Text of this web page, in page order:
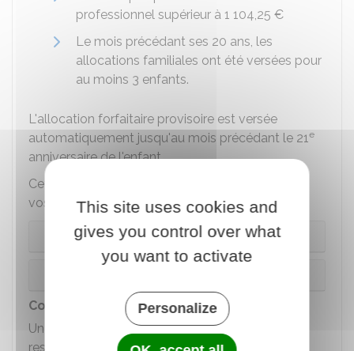
professionnel supérieur à 1 104,25 €
Le mois précédant ses 20 ans, les
allocations familiales ont été versées pour
au moins 3 enfants.
L'allocation forfaitaire provisoire est versée
automatiquement jusqu'au mois précédant le 21e
anniversaire de l'enfant.
Cette allocation forfaitaire provisoire dépend de
vos ressources et du nombre d'enfants :
3 enfants
Complément dégressif
Un complément dégressif est versé si les
ressources de la famille dépassent de peu le
This site uses cookies and
gives you control over what
you want to activate
Personalize